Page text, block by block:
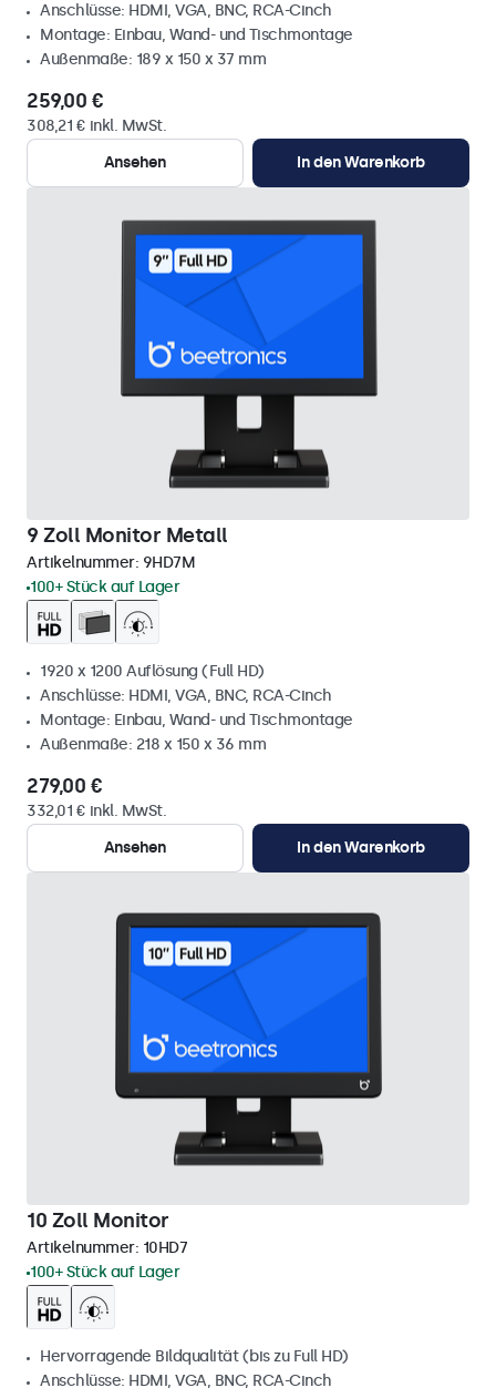
Anschlüsse: HDMI, VGA, BNC, RCA-Cinch
Montage: Einbau, Wand- und Tischmontage
Außenmaße: 189 x 150 x 37 mm
259,00 €
308,21 € inkl. MwSt.
Ansehen
In den Warenkorb
9 Zoll Monitor Metall
Artikelnummer: 9HD7M
100+ Stück auf Lager
1920 x 1200 Auflösung (Full HD)
Anschlüsse: HDMI, VGA, BNC, RCA-Cinch
Montage: Einbau, Wand- und Tischmontage
Außenmaße: 218 x 150 x 36 mm
279,00 €
332,01 € inkl. MwSt.
Ansehen
In den Warenkorb
10 Zoll Monitor
Artikelnummer: 10HD7
100+ Stück auf Lager
Hervorragende Bildqualität (bis zu Full HD)
Anschlüsse: HDMI, VGA, BNC, RCA-Cinch